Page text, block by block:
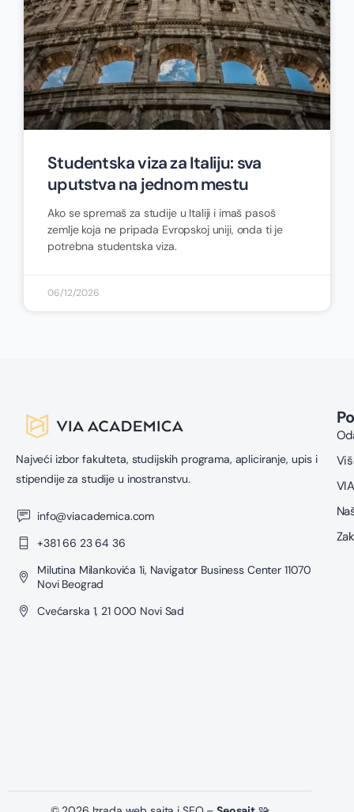
Studentska viza za Italiju: sva
uputstva na jednom mestu
Ako se spremaš za studije u Italiji i imaš pasoš
zemlje koja ne pripada Evropskoj uniji, onda ti je
potrebna studentska viza.
06/12/2026
Najveći izbor fakulteta, studijskih programa, apliciranje, upis i
stipendije za studije u inostranstvu.
info@viacademica.com
+381 66 23 64 36
Milutina Milankovića 1i, Navigator Business Center 11070
Novi Beograd
Cvećarska 1, 21 000 Novi Sad